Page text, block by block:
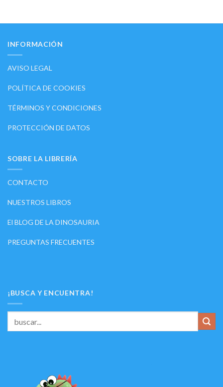
INFORMACIÓN
AVISO LEGAL
POLÍTICA DE COOKIES
TÉRMINOS Y CONDICIONES
PROTECCIÓN DE DATOS
SOBRE LA LIBRERÍA
CONTACTO
NUESTROS LIBROS
El BLOG DE LA DINOSAURIA
PREGUNTAS FRECUENTES
¡BUSCA Y ENCUENTRA!